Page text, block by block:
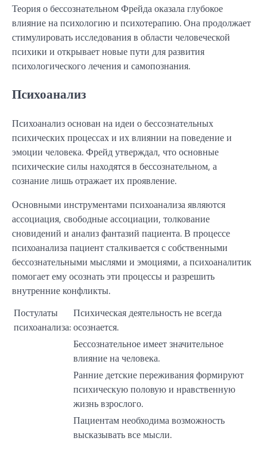
Теория о бессознательном Фрейда оказала глубокое
влияние на психологию и психотерапию. Она продолжает
стимулировать исследования в области человеческой
психики и открывает новые пути для развития
психологического лечения и самопознания.
Психоанализ
Психоанализ основан на идеи о бессознательных
психических процессах и их влиянии на поведение и
эмоции человека. Фрейд утверждал, что основные
психические силы находятся в бессознательном, а
сознание лишь отражает их проявление.
Основными инструментами психоанализа являются
ассоциация, свободные ассоциации, толкование
сновидений и анализ фантазий пациента. В процессе
психоанализа пациент сталкивается с собственными
бессознательными мыслями и эмоциями, а психоаналитик
помогает ему осознать эти процессы и разрешить
внутренние конфликты.
Постулаты
психоанализа:
Психическая деятельность не всегда
осознается.
Бессознательное имеет значительное
влияние на человека.
Ранние детские переживания формируют
психическую половую и нравственную
жизнь взрослого.
Пациентам необходима возможность
высказывать все мысли.